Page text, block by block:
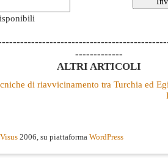
-------------
ALTRI ARTICOLI
di riavvicinamento tra Turchia ed
Visus 2006, su piattaforma WordPress